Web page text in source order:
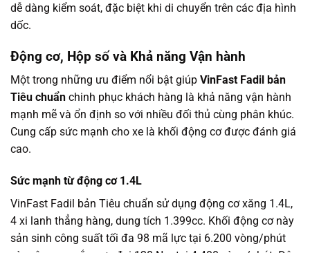
dễ dàng kiểm soát, đặc biệt khi di chuyển trên các địa hình
dốc.
Động cơ, Hộp số và Khả năng Vận hành
Một trong những ưu điểm nổi bật giúp VinFast Fadil bản
Tiêu chuẩn chinh phục khách hàng là khả năng vận hành
mạnh mẽ và ổn định so với nhiều đối thủ cùng phân khúc.
Cung cấp sức mạnh cho xe là khối động cơ được đánh giá
cao.
Sức mạnh từ động cơ 1.4L
VinFast Fadil bản Tiêu chuẩn sử dụng động cơ xăng 1.4L,
4 xi lanh thẳng hàng, dung tích 1.399cc. Khối động cơ này
sản sinh công suất tối đa 98 mã lực tại 6.200 vòng/phút